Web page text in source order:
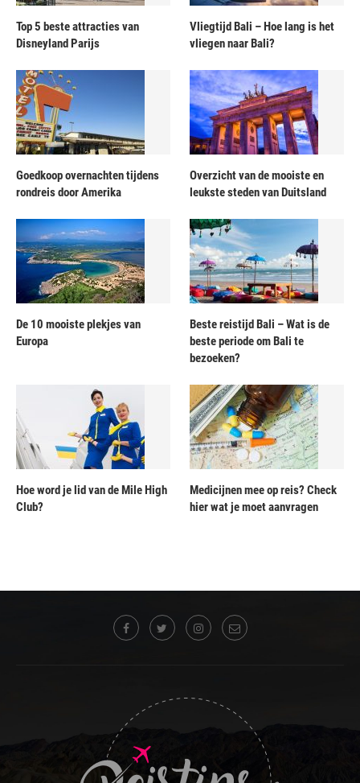
Top 5 beste attracties van
Disneyland Parijs
Vliegtijd Bali – Hoe lang is het
vliegen naar Bali?
Goedkoop overnachten tijdens
rondreis door Amerika
Overzicht van de mooiste en
leukste steden van Duitsland
De 10 mooiste plekjes van
Europa
Beste reistijd Bali – Wat is de
beste periode om Bali te
bezoeken?
Hoe word je lid van de Mile High
Club?
Medicijnen mee op reis? Check
hier wat je moet aanvragen